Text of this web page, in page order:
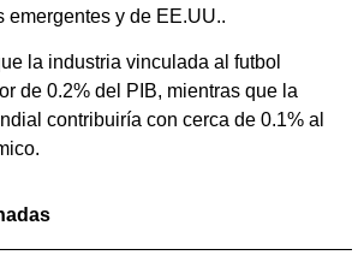
emergentes y de EE.UU..
la industria vinculada al futbol
de 0.2% del PIB, mientras que la
contribuiría con cerca de 0.1% al